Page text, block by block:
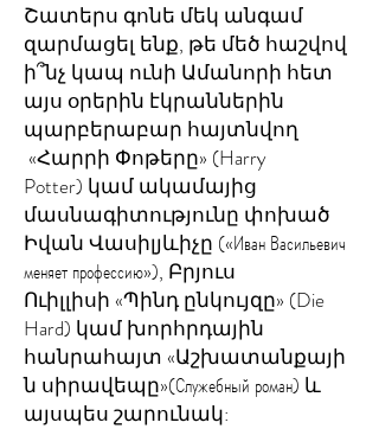
Շատերս գոնե մեկ անգամ
զարմացել ենք, թե մեծ հաշվով
ի՞նչ կապ ունի Ամանորի հետ
այս օրերին էկրաններին
պարբերաբար հայտնվող
«Հարրի Փոթերը» (Harry
Potter) կամ ակամայից
մասնագիտությունը փոխած
Իվան Վասիլյևիչը («Иван Васильевич
меняет профессию»), Բրյուս
Ուիլլիսի «Պինդ ընկույզը» (Die
Hard) կամ խորհրդային
հանրահայտ «Աշխատանքայի
ն սիրավեպը»(Служебный роман) և
այսպես շարունակ: